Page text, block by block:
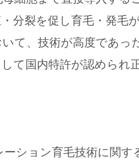
分裂を促し育毛・発毛
て、技術が高度であっ
て国内特許が認められ
ション育毛技術に関す